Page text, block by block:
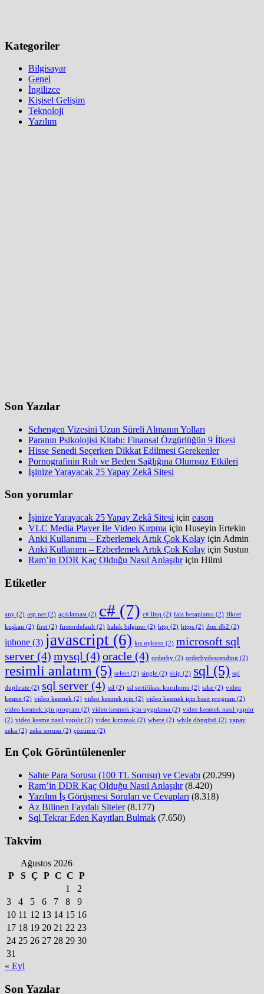
Kategoriler
Bilgisayar
Genel
İngilizce
Kişisel Gelişim
Teknoloji
Yazılım
Son Yazılar
Schengen Vizesini Uzun Süreli Almanın Yolları
Paranın Psikolojisi Kitabı: Finansal Özgürlüğün 9 İlkesi
Hisse Senedi Seçerken Dikkat Edilmesi Gerekenler
Pornografinin Ruh ve Beden Sağlığına Olumsuz Etkileri
İşinize Yarayacak 25 Yapay Zekâ Sitesi
Son yorumlar
İşinize Yarayacak 25 Yapay Zekâ Sitesi için eason
VLC Media Player İle Video Kırpma için Huseyin Ertekin
Anki Kullanımı – Ezberlemek Artık Çok Kolay için Admin
Anki Kullanımı – Ezberlemek Artık Çok Kolay için Sustun
Ram’in DDR Kaç Olduğu Nasıl Anlaşılıriçin Hilmi
Etiketler
any (2) asp.net (2) açıklaması (2) c# (7) c# linq (2) faiz hesaplama (2) fikret
kuşkan (2) first (2) firstordefault (2) haluk bilginer (2) http (2) https (2) ibm db2 (2)
iphone (3) javascript (6) kış uykusu (2) microsoft sql
server (4) mysql (4) oracle (4) orderby (2) orderbydescending (2)
resimli anlatım (5) select (2) single (2) skip (2) sql (5) sql
duplicate (2) sql server (4) ssl (2) ssl sertifikası kurulumu (2) take (2) video
kesme (2) video kesmek (2) video kesmek için (2) video kesmek için basit program (2)
video kesmek için program (2) video kesmek için uygulama (2) video kesmek nasıl yapılır
(2) video kesme nasıl yapılır (2) video kırpmak (2) where (2) while döngüsü (2) yapay
zeka (2) zeka sorusu (2) çözümü (2)
En Çok Görüntülenenler
Sahte Para Sorusu (100 TL Sorusu) ve Cevabı (20.299)
Ram’in DDR Kaç Olduğu Nasıl Anlaşılır (8.420)
Yazılım İş Görüşmesi Soruları ve Cevapları (8.318)
Az Bilinen Faydalı Siteler (8.177)
Sql Tekrar Eden Kayıtları Bulmak (7.650)
Takvim
Ağustos 2026
P
S Ç P C C P
1
2
3
4 5 6 7 8
9
10 11 12 13 14 15 16
17 18 19 20 21 22 23
24 25 26 27 28 29 30
31
« Eyl
Son Yazılar